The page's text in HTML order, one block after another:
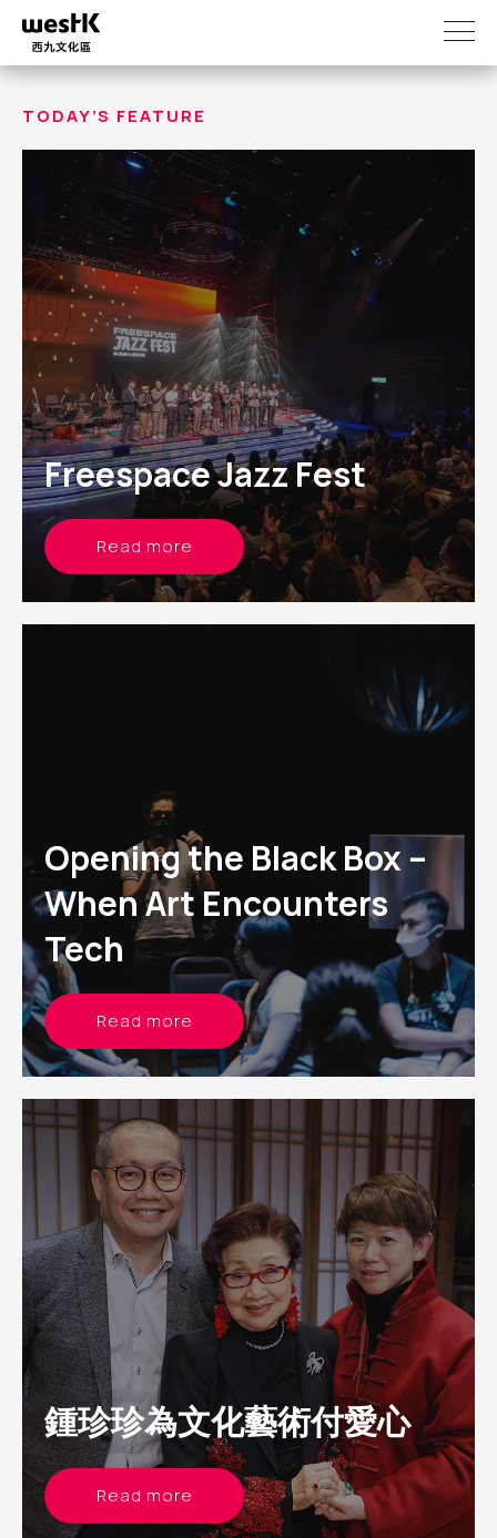
main
TODAY’S FEATURE
Freespace Jazz Fest
Read more
Opening the Black Box –
When Art Encounters
Tech
Read more
鍾珍珍為文化藝術付愛心
Read more